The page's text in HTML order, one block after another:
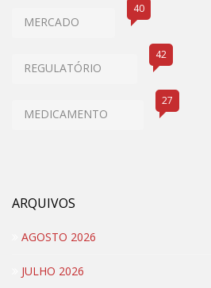
MERCADO
40
REGULATÓRIO
42
MEDICAMENTO
27
ARQUIVOS
AGOSTO 2026
JULHO 2026